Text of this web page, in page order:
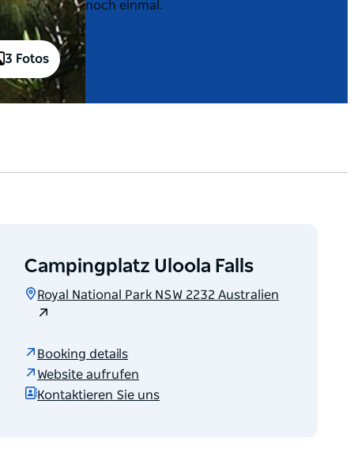
3 Fotos
noch einmal.
Campingplatz Uloola Falls
Royal National Park NSW 2232 Australien
Booking details
Website aufrufen
Kontaktieren Sie uns